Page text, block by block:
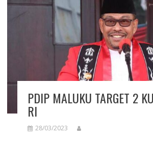
PDIP MALUKU TARGET 2
RI
28/03/2023